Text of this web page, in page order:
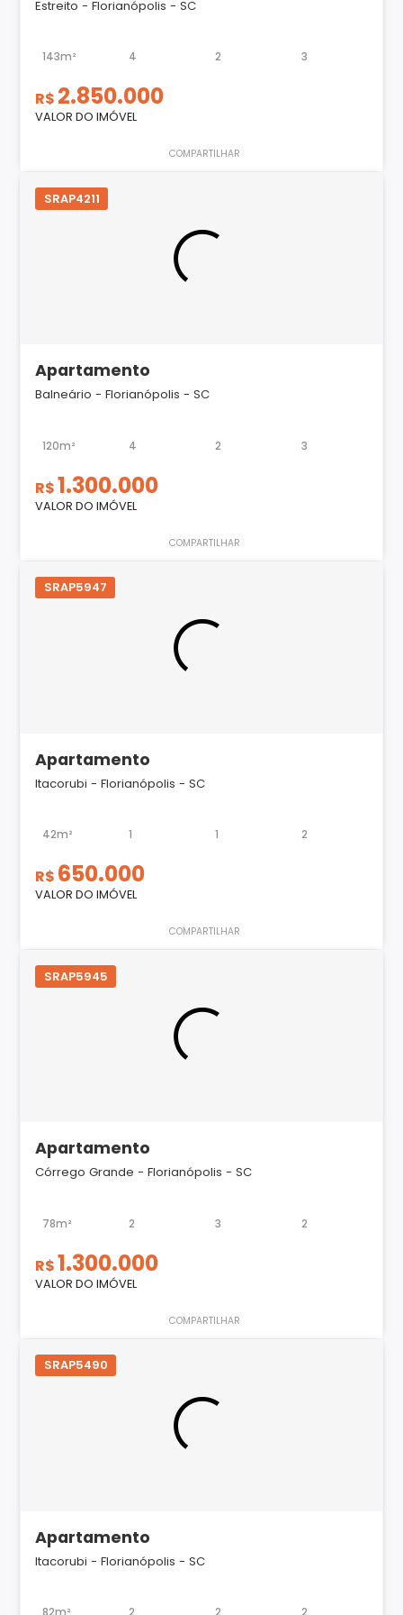
Estreito - Florianópolis - SC
143m² 4 2 3
R$ 2.850.000
VALOR DO IMÓVEL
COMPARTILHAR
SRAP4211
Apartamento
Balneário - Florianópolis - SC
120m² 4 2 3
R$1.300.000
VALOR DO IMÓVEL
COMPARTILHAR
SRAP5947
Apartamento
Itacorubi - Florianópolis - SC
42m² 1 1 2
R$ 650.000
VALOR DO IMÓVEL
COMPARTILHAR
SRAP5945
Apartamento
Córrego Grande - Florianópolis - SC
78m² 2 3 2
R$1.300.000
VALOR DO IMÓVEL
COMPARTILHAR
SRAP5490
Apartamento
Itacorubi - Florianópolis - SC